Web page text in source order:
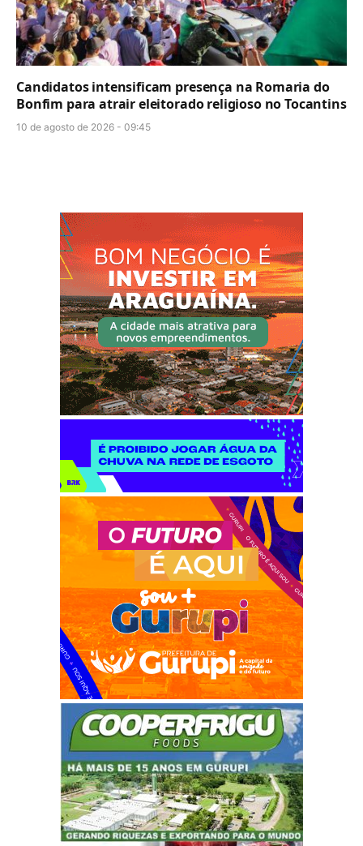
Candidatos intensificam presença na Romaria do
Bonfim para atrair eleitorado religioso no Tocantins
10 de agosto de 2026 - 09:45